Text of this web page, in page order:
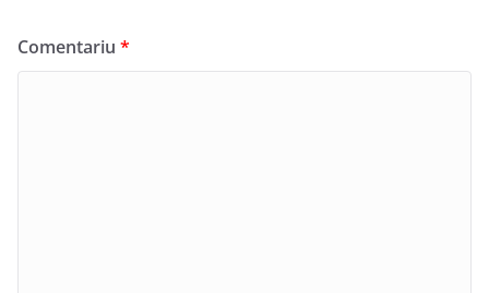
Comentariu *